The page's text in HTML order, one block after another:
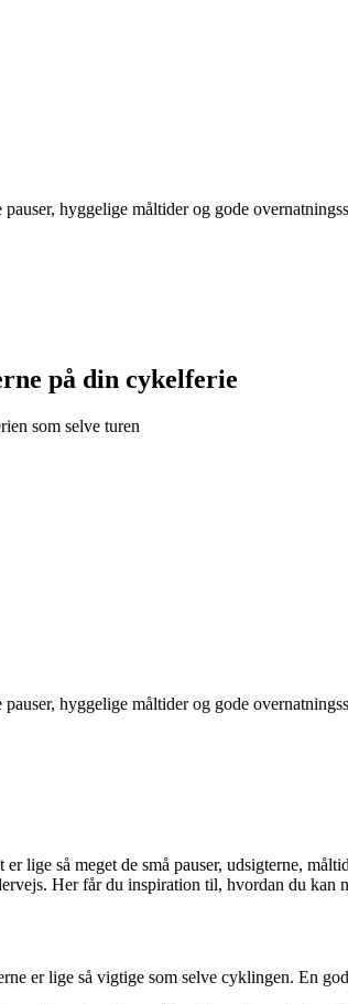
hyggelige måltider og gode
på din cykelferie
som selve turen
hyggelige måltider og gode
lige så meget de små pauser, udsigterne,
Her får du inspiration til, hvordan du kan
er lige så vigtige som selve cyklingen. En